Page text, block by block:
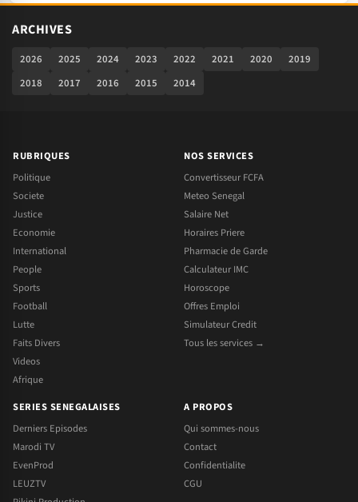
ARCHIVES
2026 2025 2024 2023 2022 2021 2020
2019
2018
2017 2016 2015 2014
RUBRIQUES
Politique
Societe
Justice
Economie
International
People
Sports
Football
Lutte
Faits Divers
Videos
Afrique
NOS SERVICES
Convertisseur FCFA
Meteo Senegal
Salaire Net
Horaires Priere
Pharmacie de Garde
Calculateur IMC
Horoscope
Offres Emploi
Simulateur Credit
Tous les services →
SERIES SENEGALAISES
Derniers Episodes
Marodi TV
EvenProd
LEUZTV
A PROPOS
Qui sommes-nous
Contact
Confidentialite
CGU